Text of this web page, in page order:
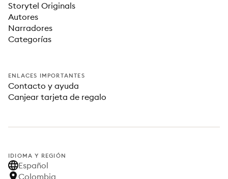
Storytel Originals
Autores
Narradores
Categorías
ENLACES IMPORTANTES
Contacto y ayuda
Canjear tarjeta de regalo
IDIOMA Y REGIÓN
Español
Colombia